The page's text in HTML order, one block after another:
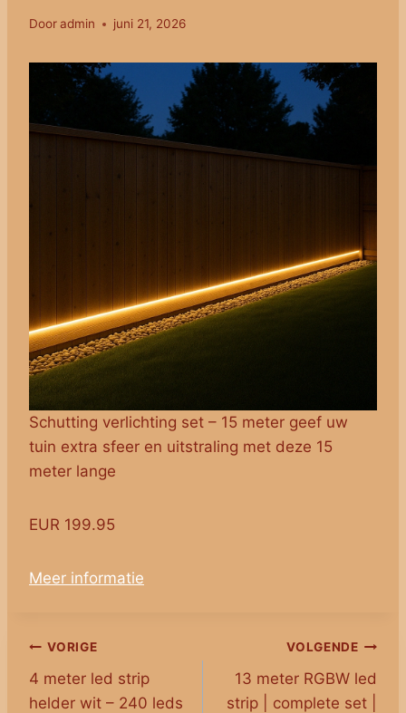
Dooradmin juni 21, 2026
Schutting verlichting set – 15 meter geef uw
tuin extra sfeer en uitstraling met deze 15
meter lange
EUR 199.95
Meer informatie
Bericht
navigatie
VORIGE
4 meter led strip
helder wit – 240 leds
VOLGENDE
13 meter RGBW led
strip | complete set |